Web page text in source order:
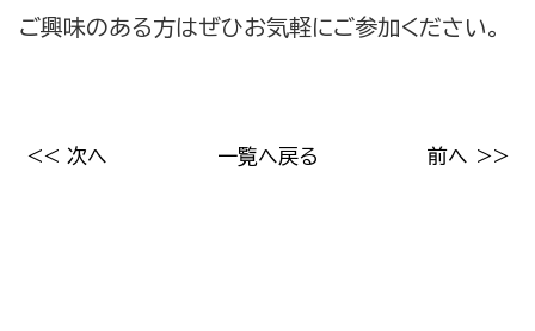
ご興味のある方はぜひお気軽にご参加ください。
<< 次へ 一覧へ戻る 前へ >>